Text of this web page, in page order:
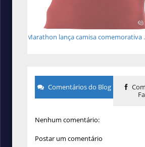
Marathon lança camisa comemorativa
Comentários do Blog
Nenhum comentário:
Postar um comentário